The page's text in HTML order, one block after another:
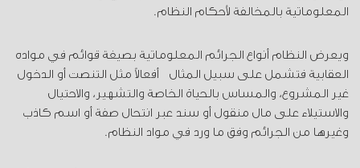
المعلوماتية بالمخالفة لأحكام النظام.
ويعرض النظام أنواع الجرائم المعلوماتية بصيغة قوائم في مواده
العقابية فتشمل على سبيل المثال أفعالاً مثل التنصت أو الدخول
غير المشروع، والمساس بالحياة الخاصة والتشهير، والاحتيال
والاستيلاء على مال منقول أو سند عبر انتحال صفة أو اسم كاذب
وغيرها من الجرائم وفق ما ورد في مواد النظام.